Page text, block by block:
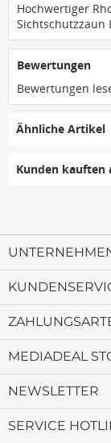
Hochwertiger
Sichtschutzzaun
Bewertungen
Bewertungen
Ähnliche Artikel
Kunden kauften
MEDIADEAL
NEWSLETTER
SERVICE